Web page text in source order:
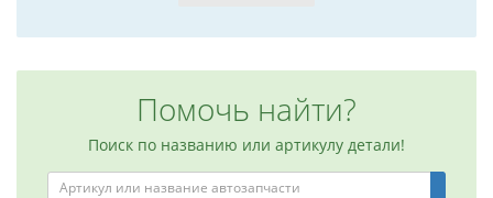
Помочь найти?
Поиск по названию или артикулу детали!